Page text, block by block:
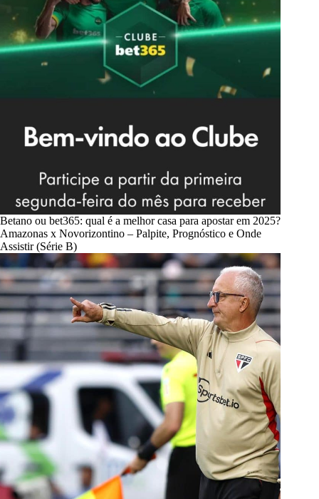
Betano ou bet365: qual é a melhor casa para apostar em 2025?
Amazonas x Novorizontino – Palpite, Prognóstico e Onde
Assistir (Série B)